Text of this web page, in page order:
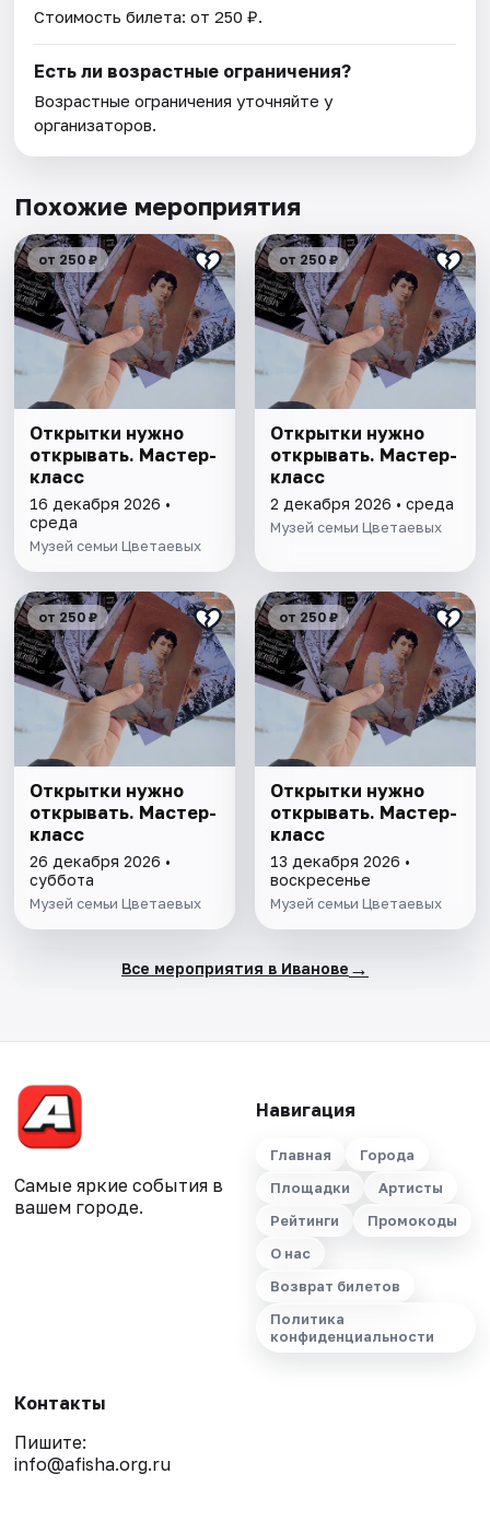
Стоимость билета: от 250 ₽.
Есть ли возрастные ограничения?
Возрастные ограничения уточняйте у
организаторов.
Похожие мероприятия
от 250 ₽
Открытки нужно
открывать. Мастер-
класс
16 декабря 2026 •
среда
Музей семьи Цветаевых
от 250 ₽
Открытки нужно
открывать. Мастер-
класс
2 декабря 2026 • среда
Музей семьи Цветаевых
от 250 ₽
Открытки нужно
открывать. Мастер-
класс
26 декабря 2026 •
суббота
Музей семьи Цветаевых
от 250 ₽
Открытки нужно
открывать. Мастер-
класс
13 декабря 2026 •
воскресенье
Музей семьи Цветаевых
Все мероприятия в Иванове →
Самые яркие события в
вашем городе.
Навигация
Главная
Города
Площадки
Артисты
Рейтинги
Промокоды
О нас
Возврат билетов
Политика
конфиденциальности
Контакты
Пишите:
info@afisha.org.ru